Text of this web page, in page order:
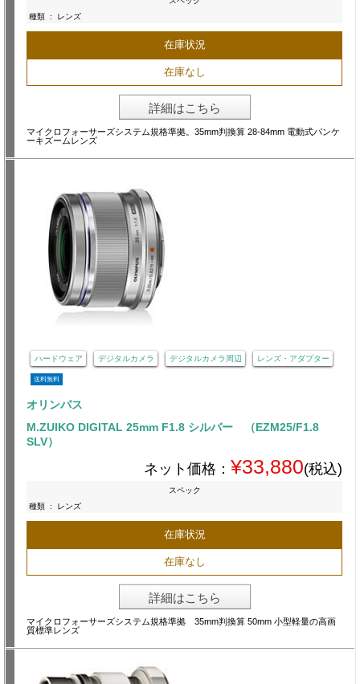
種類
: レンズ
在庫状況
在庫なし
詳細はこちら
マイクロフォーサーズシステム規格準拠。35mm判換算 28-84mm 電動式パンケ
ーキズームレンズ
ハードウェア デジタルカメラ デジタルカメラ周辺 レンズ・アダプター
送料無料
オリンパス
M.ZUIKO DIGITAL 25mm F1.8 シルバー （EZM25/F1.8
SLV）
ネット価格： ¥33,880(税込)
スペック
種類
: レンズ
在庫状況
在庫なし
詳細はこちら
マイクロフォーサーズシステム規格準拠 35mm判換算 50mm 小型軽量の高画
質標準レンズ